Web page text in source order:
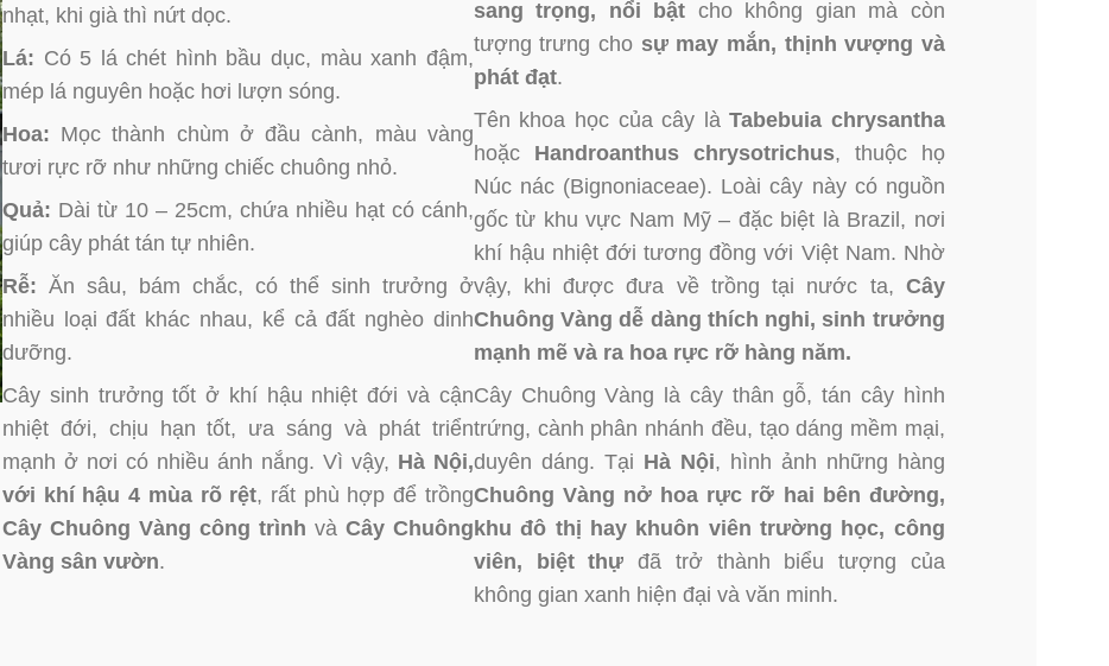
nhạt, khi già thì nứt dọc.
Lá: Có 5 lá chét hình bầu dục, màu xanh đậm,
mép lá nguyên hoặc hơi lượn sóng.
Hoa: Mọc thành chùm ở đầu cành, màu vàng
tươi rực rỡ như những chiếc chuông nhỏ.
Quả: Dài từ 10 – 25cm, chứa nhiều hạt có cánh,
giúp cây phát tán tự nhiên.
Rễ: Ăn sâu, bám chắc, có thể sinh trưởng ở
nhiều loại đất khác nhau, kể cả đất nghèo dinh
dưỡng.
Cây sinh trưởng tốt ở khí hậu nhiệt đới và cận
nhiệt đới, chịu hạn tốt, ưa sáng và phát triển
mạnh ở nơi có nhiều ánh nắng. Vì vậy, Hà Nội,
với khí hậu 4 mùa rõ rệt, rất phù hợp để trồng
Cây Chuông Vàng công trình và Cây Chuông
Vàng sân vườn.
sang trọng, nổi bật cho không gian mà còn
tượng trưng cho sự may mắn, thịnh vượng và
phát đạt.
Tên khoa học của cây làTabebuia chrysantha
hoặc Handroanthus chrysotrichus, thuộc họ
Núc nác (Bignoniaceae). Loài cây này có nguồn
gốc từ khu vực Nam Mỹ – đặc biệt là Brazil, nơi
khí hậu nhiệt đới tương đồng với Việt Nam. Nhờ
vậy, khi được đưa về trồng tại nước ta, Cây
Chuông Vàng dễ dàng thích nghi, sinh trưởng
mạnh mẽ và ra hoa rực rỡ hàng năm.
Cây Chuông Vàng là cây thân gỗ, tán cây hình
trứng, cành phân nhánh đều, tạo dáng mềm mại,
duyên dáng. Tại Hà Nội, hình ảnh những hàng
Chuông Vàng nở hoa rực rỡ hai bên đường,
khu đô thị hay khuôn viên trường học, công
viên, biệt thự đã trở thành biểu tượng của
không gian xanh hiện đại và văn minh.